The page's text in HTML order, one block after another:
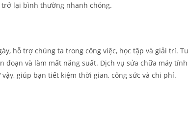
lại bình thường nhanh chóng.
hỗ trợ chúng ta trong công việc, học tập và giải trí.
đoạn và làm mất năng suất. Dịch vụ sửa chữa máy tính
giúp bạn tiết kiệm thời gian, công sức và chi phí.